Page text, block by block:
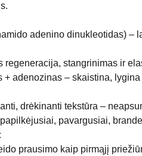
adenino dinukleotidas) –
regeneracija, stangrinimas ir
+ adenozinas – skaistina,
drėkinanti tekstūra –
pavargusiai,
prausimo kaip pirmąjį